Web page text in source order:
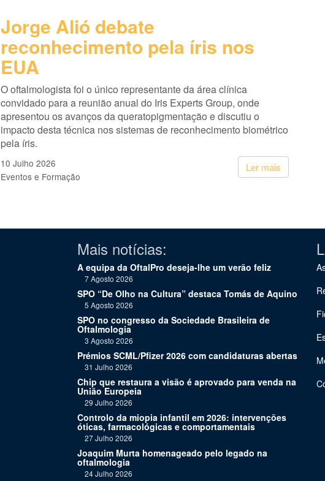
Jorge Alió debate
reconhecimento pela íris nos
EUA
O oftalmologista foi o único representante da área clínica
convidado para a reunião anual do Iris Experts Group, onde
apresentou os avanços da queratopigmentação e discutiu o
impacto desta técnica nos sistemas de reconhecimento biométrico
pela íris.
Ler mais
10 Julho 2026
Eventos e Formação
Mais notícias:
A equipa da OftalPro deseja-lhe um verão feliz
7 Agosto 2026
SPO “De Olho na Cultura” destaca Tomás de Aquino
5 Agosto 2026
SPO no congresso da Sociedade Brasileira de
Oftalmologia
3 Agosto 2026
Prémios SCML/Pfizer 2026 com candidaturas abertas
31 Julho 2026
Chip que restaura a visão é aprovado para venda na
União Europeia
29 Julho 2026
Controlo da miopia infantil em 2026: intervenções
óticas, farmacológicas e comportamentais
27 Julho 2026
Joaquim Murta homenageado pelo legado na
oftalmologia
24 Julho 2026